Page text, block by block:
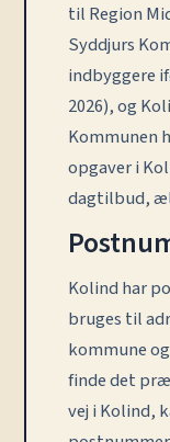
til Region
Syddjurs
indbyggere
2026), og
Kommunen
opgaver i
dagtilbud,
Kolind har
bruges til
kommune
finde det
vej i Kolind,